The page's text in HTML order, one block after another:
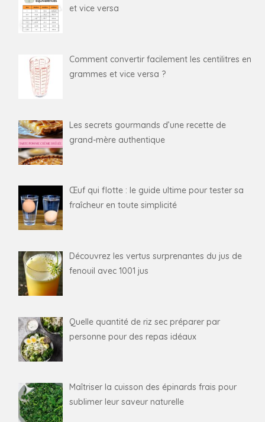
et vice versa
Comment convertir facilement les centilitres en
grammes et vice versa ?
Les secrets gourmands d’une recette de
grand-mère authentique
Œuf qui flotte : le guide ultime pour tester sa
fraîcheur en toute simplicité
Découvrez les vertus surprenantes du jus de
fenouil avec 1001 jus
Quelle quantité de riz sec préparer par
personne pour des repas idéaux
Maîtriser la cuisson des épinards frais pour
sublimer leur saveur naturelle